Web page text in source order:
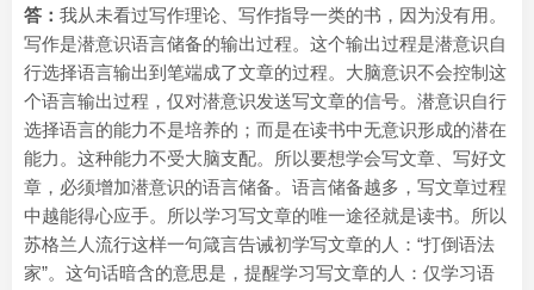
答： 我从未看过写作理论、写作指导一类的书，因为没有用。
写作是潜意识语言储备的输出过程。这个输出过程是潜意识自
行选择语言输出到笔端成了文章的过程。大脑意识不会控制这
个语言输出过程，仅对潜意识发送写文章的信号。潜意识自行
选择语言的能力不是培养的；而是在读书中无意识形成的潜在
能力。这种能力不受大脑支配。所以要想学会写文章、写好文
章，必须增加潜意识的语言储备。语言储备越多，写文章过程
中越能得心应手。所以学习写文章的唯一途径就是读书。所以
苏格兰人流行这样一句箴言告诫初学写文章的人：“打倒语法
家”。这句话暗含的意思是，提醒学习写文章的人：仅学习语